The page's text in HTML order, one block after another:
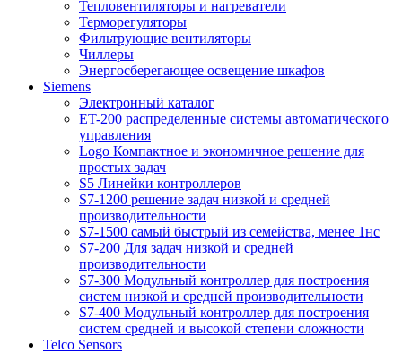
Тепловентиляторы и нагреватели
Терморегуляторы
Фильтрующие вентиляторы
Чиллеры
Энергосберегающее освещение шкафов
Siemens
Электронный каталог
ET-200 распределенные системы автоматического
управления
Logo Компактное и экономичное решение для
простых задач
S5 Линейки контроллеров
S7-1200 решение задач низкой и средней
производительности
S7-1500 самый быстрый из семейства, менее 1нс
S7-200 Для задач низкой и средней
производительности
S7-300 Модульный контроллер для построения
систем низкой и средней производительности
S7-400 Модульный контроллер для построения
систем средней и высокой степени сложности
Telco Sensors